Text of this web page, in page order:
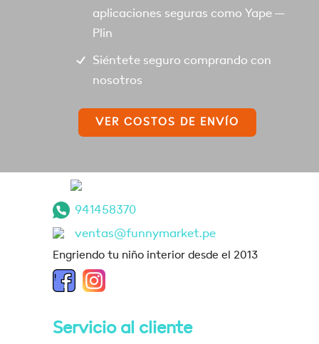
aplicaciones seguras como Yape –
Plin
Siéntete seguro comprando con
nosotros
VER COSTOS DE ENVÍO
941458370
ventas@funnymarket.pe
Engriendo tu niño interior desde el 2013
Servicio al cliente